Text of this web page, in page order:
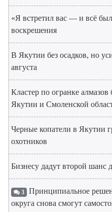
«Я встретил вас — и всё
воскрешения
В Якутии без осадков, но
августа
Кластер по огранке алмазов
Якутии и Смоленской
Черные копатели в Якутии
охотников
Бизнесу дадут второй шанс
3 Принципиальное
округа снова смогут